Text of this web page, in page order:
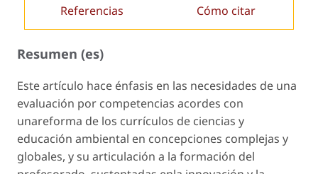
Referencias Cómo citar
Resumen (es)
Este artículo hace énfasis en las necesidades de una
evaluación por competencias acordes con
unareforma de los currículos de ciencias y
educación ambiental en concepciones complejas y
globales, y su articulación a la formación del